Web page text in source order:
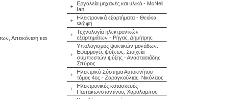
Απεικόνιση και
+
Εργαλεία μηχανές και υλικά - McNeil,
Ian
+
Ηλεκτρονικά εξαρτήματα - Θειόκα,
Φώφη
+
Τεχνολογία ηλεκτρονικών
εξαρτημάτων - Ρήγας, Δημήτρης
+
Υπολογισμός ψυκτικών μονάδων.
Εφαρμογές ψύξεως. Στοιχεία
συμπιεστών ψύξης - Αναστασιάδης,
Σπύρος
+
Ηλεκτρικό Σύστημα Αυτοκινήτου
τόμος 4ος - Ζαραγκούλιας, Νικόλαος
+
Ηλεκτρονικές κατασκευές -
Παπακωνσταντίνου, Χαράλαμπος